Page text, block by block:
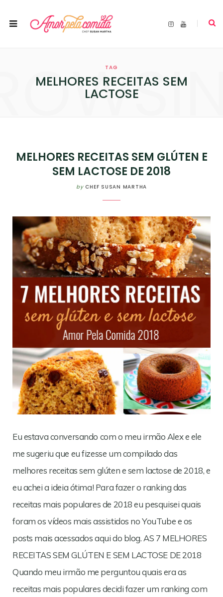
I
Y
TAG
MELHORES RECEITAS SEM
LACTOSE
MELHORES RECEITAS SEM GLÚTEN E
SEM LACTOSE DE 2018
by CHEF SUSAN MARTHA
Eu estava conversando com o meu irmão Alex e ele
me sugeriu que eu fizesse um compilado das
melhores receitas sem glúten e sem lactose de 2018, e
eu achei a ideia ótima! Para fazer o ranking das
receitas mais populares de 2018 eu pesquisei quais
foram os vídeos mais assistidos no YouTube e os
posts mais acessados aqui do blog. AS 7 MELHORES
RECEITAS SEM GLÚTEN E SEM LACTOSE DE 2018
Quando meu irmão me perguntou quais era as
receitas mais populares decidi fazer um ranking com